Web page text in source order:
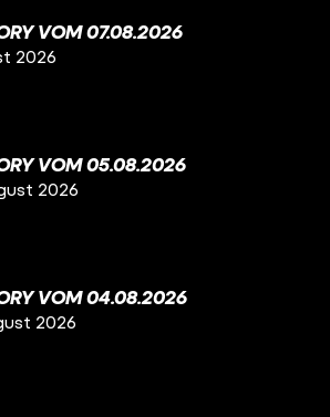
VOM 07.08.2026
2026
VOM 05.08.2026
2026
VOM 04.08.2026
2026